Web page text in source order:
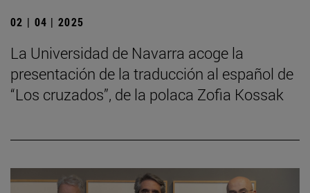
02 | 04 | 2025
La Universidad de Navarra acoge la
presentación de la traducción al español de
“Los cruzados”, de la polaca Zofia Kossak